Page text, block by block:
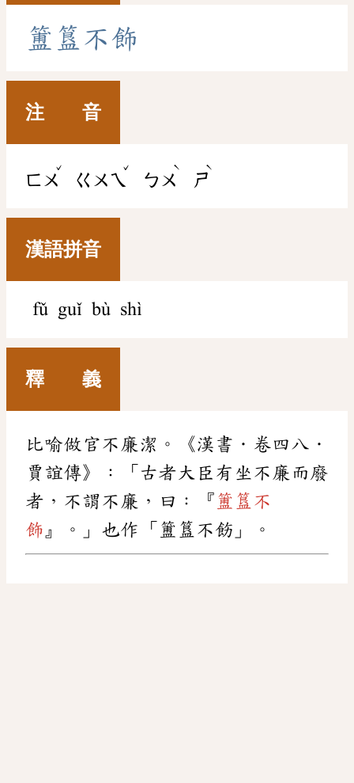
簠 簋 不飾
注 音
ㄈㄨ
ˇ
ㄍㄨㄟ
ˇ
ㄅㄨ
ˋ
ㄕ
ˋ
漢語拼音
fǔ guǐ bù shì
釋 義
比喻做官不廉潔。《漢書．卷四八．
賈誼傳》：「古者大臣有坐不廉而廢
者，不謂不廉，曰：『 簠簋不
飾 』。」也作「簠簋不飭」。